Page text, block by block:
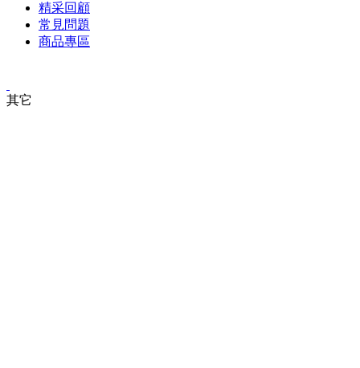
精采回顧
常見問題
商品專區
其它